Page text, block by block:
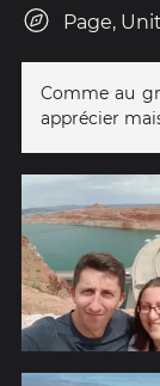
Page,
Comme au
apprécier